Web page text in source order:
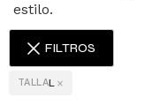
estilo.
FILTROS
TALLAL ×